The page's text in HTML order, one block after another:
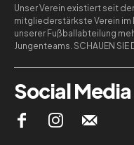
Unser Verein existiert seit
mitgliederstärkste Verein im
unserer Fußballabteilung
Jungenteams. SCHAUEN SIE
Social Media